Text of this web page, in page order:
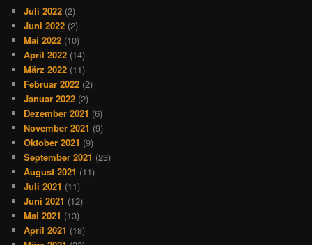
Juli 2022 (2)
Juni 2022 (2)
Mai 2022 (10)
April 2022 (14)
März 2022 (11)
Februar 2022 (2)
Januar 2022 (2)
Dezember 2021 (6)
November 2021 (9)
Oktober 2021 (9)
September 2021 (23)
August 2021 (11)
Juli 2021 (11)
Juni 2021 (12)
Mai 2021 (13)
April 2021 (18)